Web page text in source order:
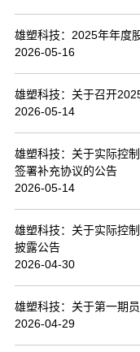
联系我们
雄塑科技：2025年年度
2026-05-16
雄塑科技：关于召开
2026-05-14
雄塑科技：关于实际控
签署补充协议的公告
2026-05-14
雄塑科技：关于实际控
披露公告
2026-04-30
雄塑科技：关于第一期
2026-04-29